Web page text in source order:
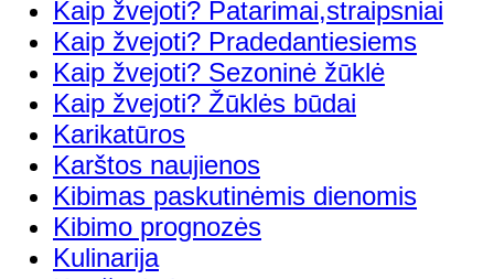
Kaip žvejoti? Patarimai,straipsniai
Kaip žvejoti? Pradedantiesiems
Kaip žvejoti? Sezoninė žūklė
Kaip žvejoti? Žūklės būdai
Karikatūros
Karštos naujienos
Kibimas paskutinėmis dienomis
Kibimo prognozės
Kulinarija